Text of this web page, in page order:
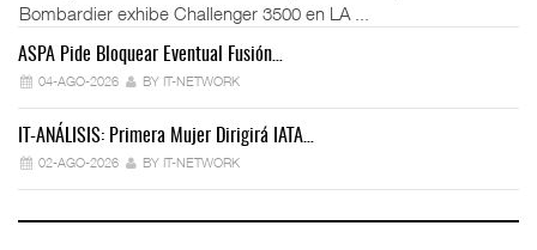
Bombardier exhibe Challenger 3500 en LA ...
ASPA Pide Bloquear Eventual Fusión…
04-AGO-2026 BY IT-NETWORK
IT-ANÁLISIS: Primera Mujer Dirigirá IATA…
02-AGO-2026 BY IT-NETWORK